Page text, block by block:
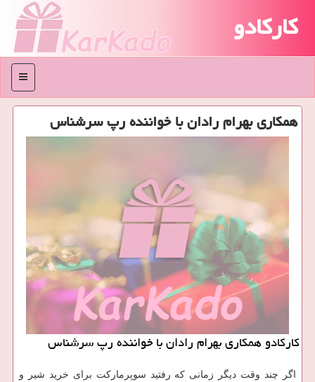
کارکادو
منو
همكاری بهرام رادان با خواننده رپ سرشناس
كاركادو همكاری بهرام رادان با خواننده رپ سرشناس
اگر چند وقت دیگر زمانی كه رفتید سوپرماركت برای خرید شیر و